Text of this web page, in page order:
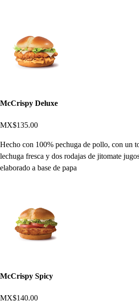
McCrispy Deluxe
MX$135.00
Hecho con 100% pechuga de pollo, con un
lechuga fresca y dos rodajas de jitomate
elaborado a base de papa
McCrispy Spicy
MX$140.00